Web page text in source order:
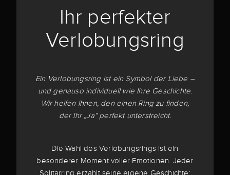
Ihr perfekter
Verlobungsring
Ein Verlobungsring ist ein Symbol der Liebe –
und genauso individuell wie Ihre Geschichte.
Wir helfen Ihnen, den einen Ring zu finden,
der Ihr „Ja“ perfekt unterstreicht.
Die Wahl des Verlobungsrings ist ein
besonderer Moment voller Emotionen. Jeder
Solitärring erzählt seine eigene Geschichte: